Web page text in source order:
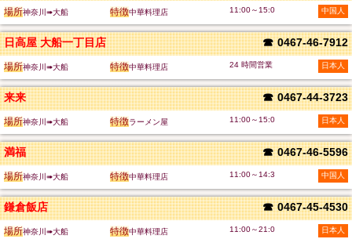
場所神奈川➠大船 特徴中華料理店 11:00～15:0 中国人
日高屋 大船一丁目店 ☎ 0467-46-7912
場所神奈川➠大船 特徴中華料理店 24 時間営業 日本人
来来 ☎ 0467-44-3723
場所神奈川➠大船 特徴ラーメン屋 11:00～15:0 日本人
満福 ☎ 0467-46-5596
場所神奈川➠大船 特徴中華料理店 11:00～14:3 中国人
鎌倉飯店 ☎ 0467-45-4530
場所神奈川➠大船 特徴中華料理店 11:00～21:0 日本人